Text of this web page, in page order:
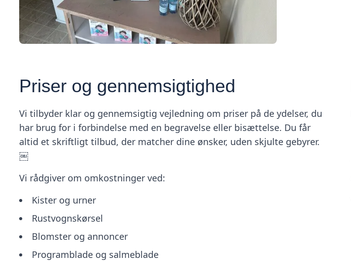
Priser og gennemsigtighed
Vi tilbyder klar og gennemsigtig vejledning om priser på de ydelser, du
har brug for i forbindelse med en begravelse eller bisættelse. Du får
altid et skriftligt tilbud, der matcher dine ønsker, uden skjulte gebyrer.
￼
Vi rådgiver om omkostninger ved:
Kister og urner
Rustvognskørsel
Blomster og annoncer
Programblade og salmeblade